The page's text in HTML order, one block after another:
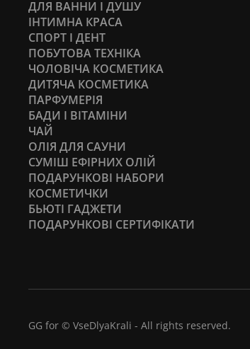
ДЛЯ ВАННИ І ДУШУ
ІНТИМНА КРАСА
СПОРТ І ДЕНТ
ПОБУТОВА ТЕХНІКА
ЧОЛОВІЧА КОСМЕТИКА
ДИТЯЧА КОСМЕТИКА
ПАРФУМЕРІЯ
БАДИ І ВІТАМІНИ
ЧАЙ
ОЛІЯ ДЛЯ САУНИ
СУМІШ ЕФІРНИХ ОЛІЙ
ПОДАРУНКОВІ НАБОРИ
КОСМЕТИЧКИ
БЬЮТІ ГАДЖЕТИ
ПОДАРУНКОВІ СЕРТИФІКАТИ
GG for © VseDlyaKrali - All rights reserved.